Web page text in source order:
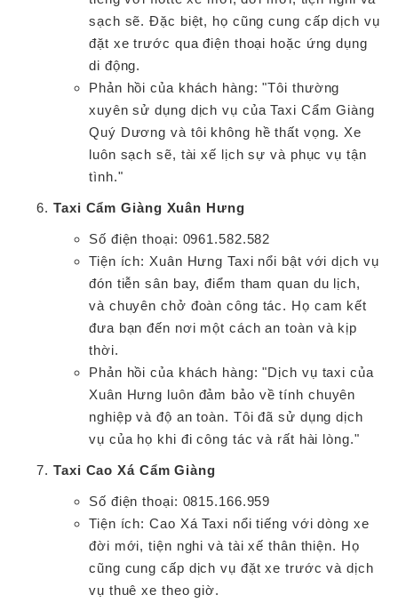
sạch sẽ. Đặc biệt, họ cũng cung cấp dịch vụ
đặt xe trước qua điện thoại hoặc ứng dụng
di động.
Phản hồi của khách hàng: "Tôi thường
xuyên sử dụng dịch vụ của Taxi Cẩm Giàng
Quý Dương và tôi không hề thất vọng. Xe
luôn sạch sẽ, tài xế lịch sự và phục vụ tận
tình."
Taxi Cẩm Giàng Xuân Hưng
Số điện thoại: 0961.582.582
Tiện ích: Xuân Hưng Taxi nổi bật với dịch vụ
đón tiễn sân bay, điểm tham quan du lịch,
và chuyên chở đoàn công tác. Họ cam kết
đưa bạn đến nơi một cách an toàn và kịp
thời.
Phản hồi của khách hàng: "Dịch vụ taxi của
Xuân Hưng luôn đảm bảo về tính chuyên
nghiệp và độ an toàn. Tôi đã sử dụng dịch
vụ của họ khi đi công tác và rất hài lòng."
Taxi Cao Xá Cẩm Giàng
Số điện thoại: 0815.166.959
Tiện ích: Cao Xá Taxi nổi tiếng với dòng xe
đời mới, tiện nghi và tài xế thân thiện. Họ
cũng cung cấp dịch vụ đặt xe trước và dịch
vụ thuê xe theo giờ.